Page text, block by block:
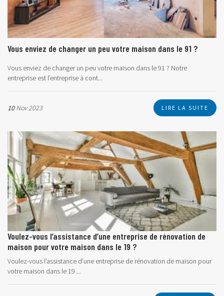
Vous enviez de changer un peu votre maison dans le 91 ?
Vous enviez de changer un peu votre maison dans le 91 ? Notre
entreprise est l’entreprise à cont...
10Nov 2023 LIRE LA SUITE
Voulez-vous l’assistance d’une entreprise de rénovation de
maison pour votre maison dans le 19 ?
Voulez-vous l’assistance d’une entreprise de rénovation de maison pour
votre maison dans le 19 ...